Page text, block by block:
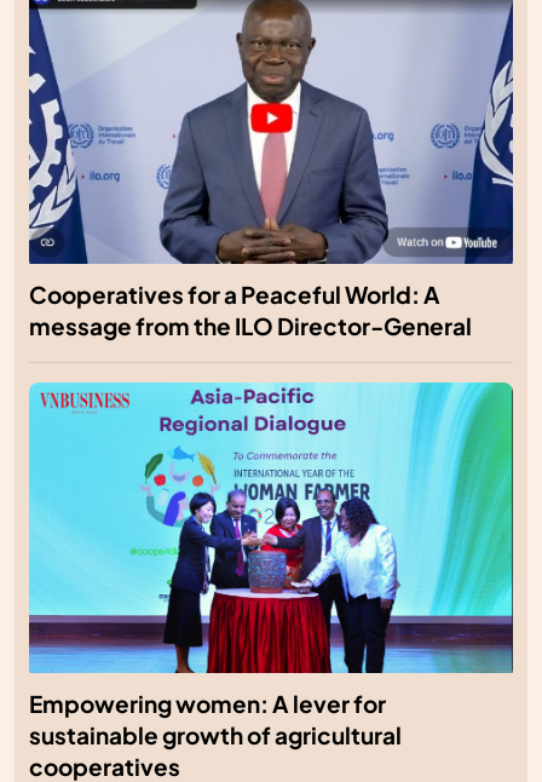
Cooperatives for a Peaceful World: A
message from the ILO Director-General
Empowering women: A lever for
sustainable growth of agricultural
cooperatives